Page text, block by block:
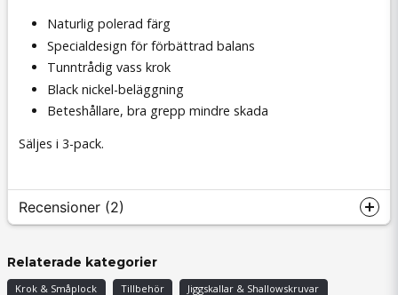
Naturlig polerad färg
Specialdesign för förbättrad balans
Tunntrådig vass krok
Black nickel-beläggning
Beteshållare, bra grepp mindre skada
Säljes i 3-pack.
Recensioner (2)
Bo Daniel
Relaterade kategorier
Krok & Småplock Tillbehör Jiggskallar & Shallowskruvar